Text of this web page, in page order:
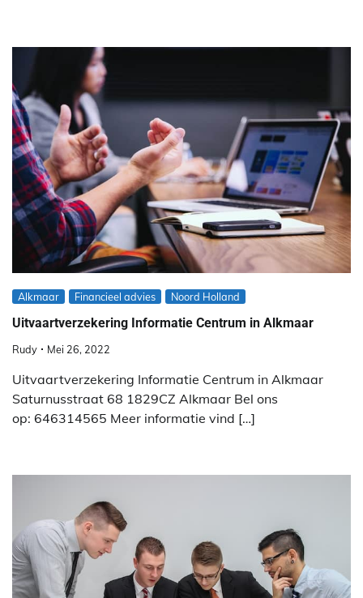
Alkmaar Financieel advies Noord Holland
Uitvaartverzekering Informatie Centrum in Alkmaar
Rudy Mei 26, 2022
Uitvaartverzekering Informatie Centrum in Alkmaar
Saturnusstraat 68 1829CZ Alkmaar Bel ons
op: 646314565 Meer informatie vind […]